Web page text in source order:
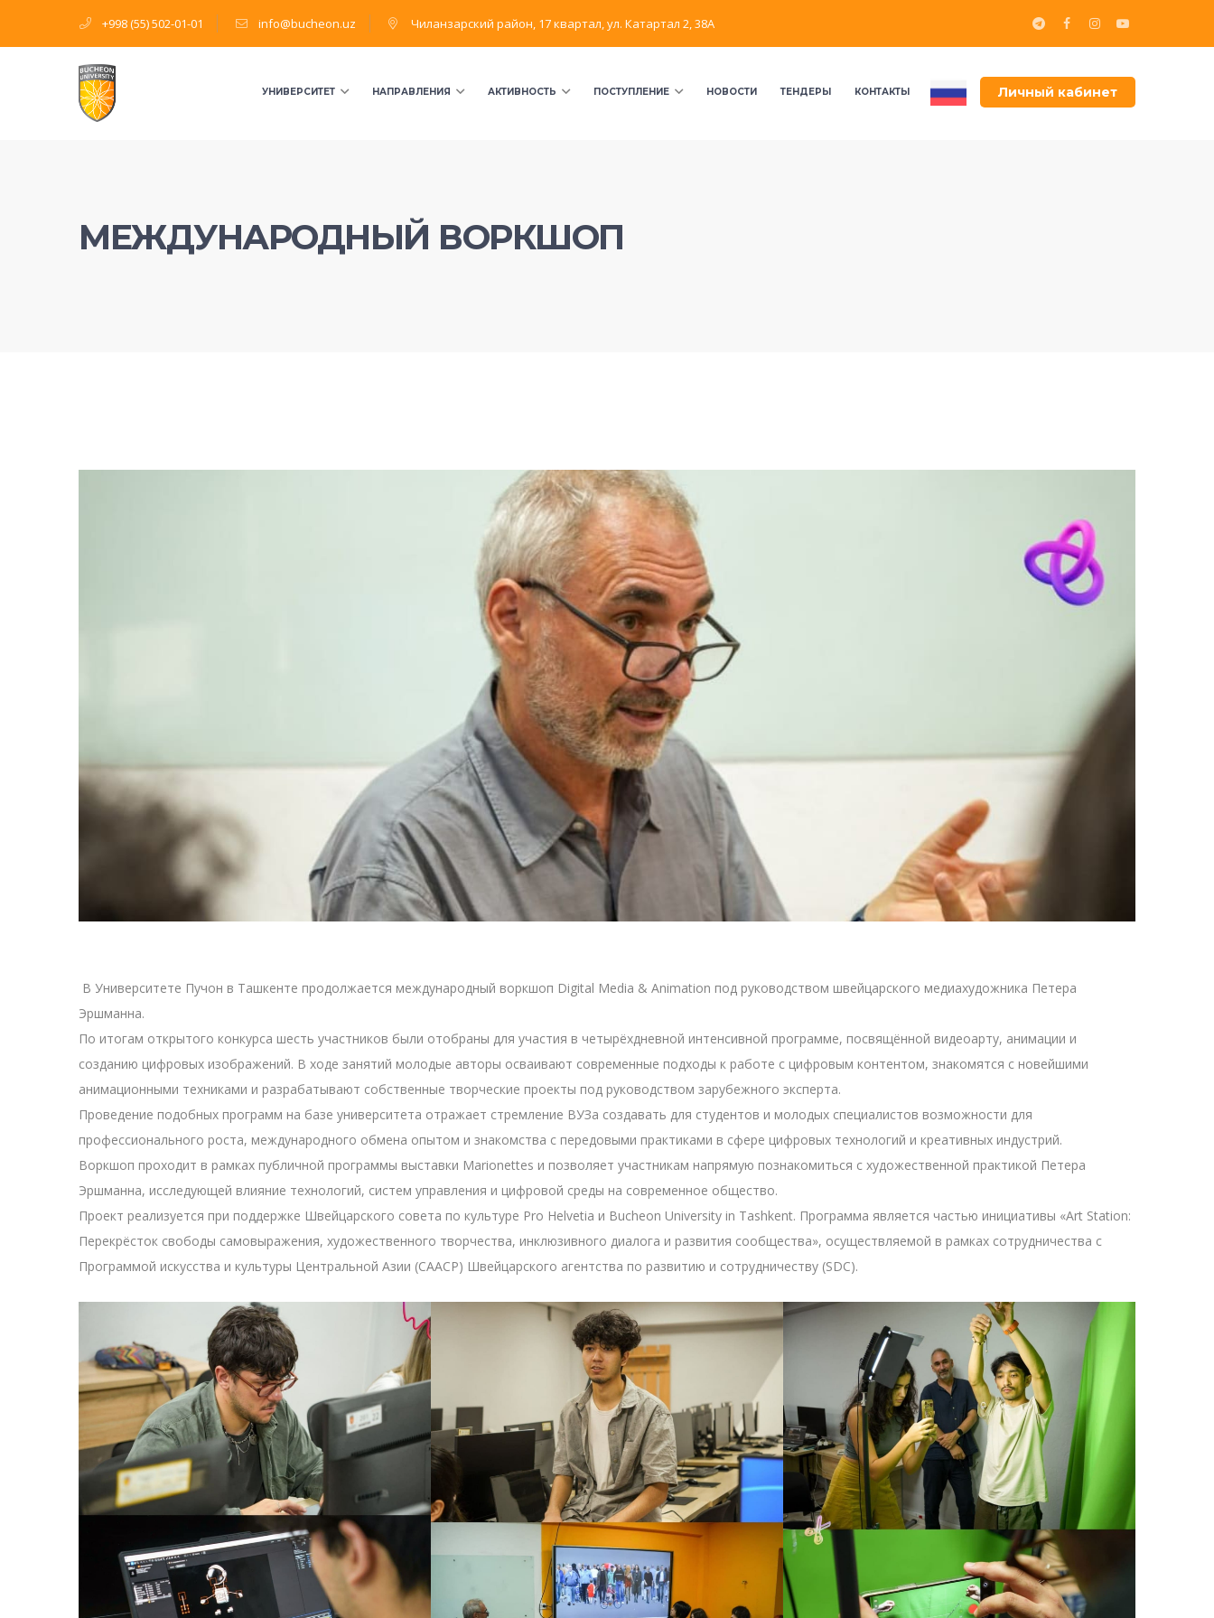
+998 (55) 502-01-01 info@bucheon.uz Чиланзарский район, 17 квартал, ул. Катартал 2, 38А
Личный кабинет
УНИВЕРСИТЕТ НАПРАВЛЕНИЯ АКТИВНОСТЬ ПОСТУПЛЕНИЕ НОВОСТИ ТЕНДЕРЫ КОНТАКТЫ
МЕЖДУНАРОДНЫЙ ВОРКШОП
В Университете Пучон в Ташкенте продолжается международный воркшоп Digital Media & Animation под руководством швейцарского медиахудожника Петера
Эршманна.
По итогам открытого конкурса шесть участников были отобраны для участия в четырёхдневной интенсивной программе, посвящённой видеоарту, анимации и
созданию цифровых изображений. В ходе занятий молодые авторы осваивают современные подходы к работе с цифровым контентом, знакомятся с новейшими
анимационными техниками и разрабатывают собственные творческие проекты под руководством зарубежного эксперта.
Проведение подобных программ на базе университета отражает стремление ВУЗа создавать для студентов и молодых специалистов возможности для
профессионального роста, международного обмена опытом и знакомства с передовыми практиками в сфере цифровых технологий и креативных индустрий.
Воркшоп проходит в рамках публичной программы выставки Marionettes и позволяет участникам напрямую познакомиться с художественной практикой Петера
Эршманна, исследующей влияние технологий, систем управления и цифровой среды на современное общество.
Проект реализуется при поддержке Швейцарского совета по культуре Pro Helvetia и Bucheon University in Tashkent. Программа является частью инициативы «Art Station:
Перекрёсток свободы самовыражения, художественного творчества, инклюзивного диалога и развития сообщества», осуществляемой в рамках сотрудничества с
Программой искусства и культуры Центральной Азии (CAACP) Швейцарского агентства по развитию и сотрудничеству (SDC).